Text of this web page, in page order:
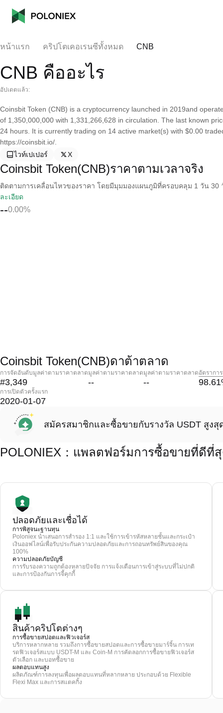
หน้าแรก คริปโตเคอเรนซีทั้งหมด CNB
CNB คืออะไร
อัปเดตแล้ว:
Coinsbit Token (CNB) is a cryptocurrency launched in 2019and
of 1,350,000,000 with 1,331,266,628 in circulation. The last known
24 hours. It is currently trading on 14 active market(s) with $0.00
https://coinsbit.io/.
ไวท์เปเปอร์
X
Coinsbit Token(CNB)ราคาตามเวลาจริง
ติดตามการเคลื่อนไหวของราคา โดยมีมุมมองแผนภูมิที่ครอบคลุม 1 วัน 30
ละเอียด
--0.00%
Coinsbit Token(CNB)ดาต้าตลาด
การจัดอันดับมูลค่าตามราคาตลาด
#3,349
มูลค่าตามราคาตลาด
--
มูลค่าตามราคาตลาด
--
อัตรากา
98.61
การเปิดตัวครั้งแรก
2020-01-07
สมัครสมาชิกและซื้อขายกับรางวัล USDT สูงสุ
POLONIEX：แพลตฟอร์มการซื้อขายที่ดีที่สุ
ปลอดภัยและเชื่อได้
การพิสูจนะฐานทุน
Poloniex นำเสนอการสำรอง 1:1 และใช้การเข้ารหัสหลายชั้นและกระเป๋า
เงินออฟไลน์เพื่อรับประกันความปลอดภัยและการถอนทรัพย์สินของคุณ
100%
ความปลอดภัยบัญชี
การรับรองความถูกต้องหลายปัจจัย การแจ้งเตือนการเข้าสู่ระบบที่ไม่ปกติ
และการป้องกันการจี้คุกกี้
สินค้าคริปโตต่างๆ
การซื้อขายสปอตและฟิวเจอร์ส
บริการหลากหลาย รวมถึงการซื้อขายสปอตและการซื้อขายมาร์จิ้น การเท
รดฟิวเจอร์สแบบ USDT-M และ Coin-M การคัดลอกการซื้อขายฟิวเจอร์ส
ตัวเลือก และบอทซื้อขาย
ผลตอบแทนสูง
ผลิตภัณฑ์การลงทุนเพื่อผลตอบแทนที่หลากหลาย ประกอบด้วย Flexible
Flexi Max และการสแตคกิ้ง